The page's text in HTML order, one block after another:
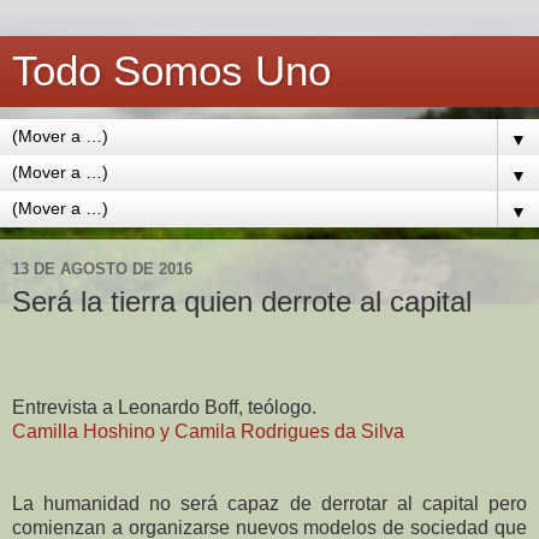
Todo Somos Uno
▼
▼
▼
13 DE AGOSTO DE 2016
Será la tierra quien derrote al capital
Entrevista a Leonardo Boff, teólogo.
Camilla Hoshino y Camila Rodrigues da Silva
La humanidad no será capaz de derrotar al capital pero
comienzan a organizarse nuevos modelos de sociedad que